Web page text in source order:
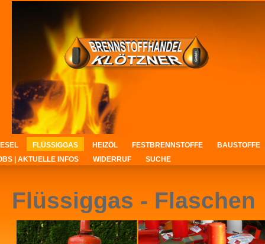
FLÜSSIGGAS HEIZÖL FESTBRENNSTOFFE
BAUSTOFFE
| AKTUELLE INFOS
WIDERRUF SUCHE
Flüssiggas - Flaschen